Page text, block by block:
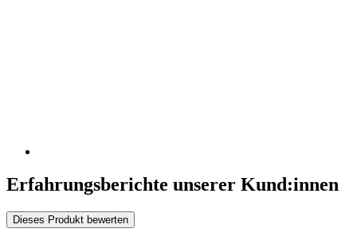
Erfahrungsberichte unserer Kund:innen
Dieses Produkt bewerten